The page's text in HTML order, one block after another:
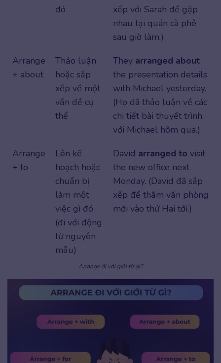
đó
xếp với Sarah để gặp
nhau tại quán cà phê
sau giờ làm.)
Arrange
+ about
Thảo luận
hoặc sắp
xếp về một
vấn đề cụ
thể
They arranged about
the presentation details
with Michael yesterday.
(Họ đã thảo luận về các
chi tiết bài thuyết trình
với Michael hôm qua.)
Arrange
+ to
Lên kế
hoạch hoặc
chuẩn bị
làm một
việc gì đó
(đi với động
từ nguyên
mẫu)
David arranged to visit
the new office next
Monday. (David đã sắp
xếp để thăm văn phòng
mới vào thứ Hai tới.)
Arrange đi với giới từ gì?